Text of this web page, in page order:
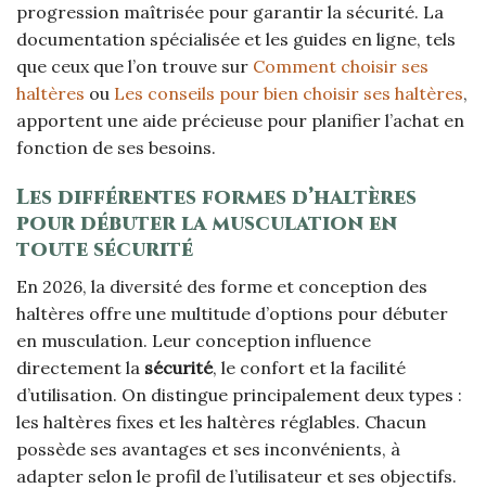
progression maîtrisée pour garantir la sécurité. La
documentation spécialisée et les guides en ligne, tels
que ceux que l’on trouve sur Comment choisir ses
haltères ou Les conseils pour bien choisir ses haltères,
apportent une aide précieuse pour planifier l’achat en
fonction de ses besoins.
Les différentes formes d’haltères
pour débuter la musculation en
toute sécurité
En 2026, la diversité des forme et conception des
haltères offre une multitude d’options pour débuter
en musculation. Leur conception influence
directement la sécurité, le confort et la facilité
d’utilisation. On distingue principalement deux types :
les haltères fixes et les haltères réglables. Chacun
possède ses avantages et ses inconvénients, à
adapter selon le profil de l’utilisateur et ses objectifs.